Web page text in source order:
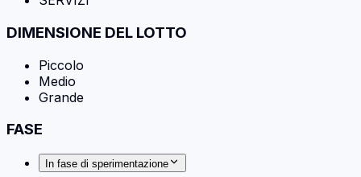
DIMENSIONE DEL LOTTO
Piccolo
Medio
Grande
FASE
In fase di sperimentazione